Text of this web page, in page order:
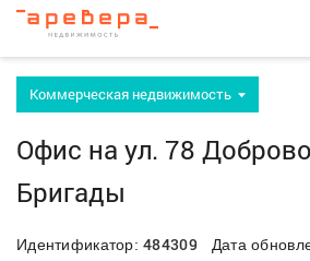
Коммерческая недвижимость
Офис на ул. 78
Бригады
Идентификатор:484309Дата